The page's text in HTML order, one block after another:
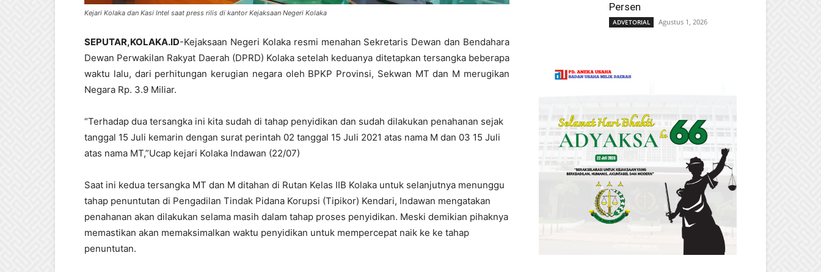
Kejari Kolaka dan Kasi Intel saat press rilis di kantor Kejaksaan Negeri Kolaka
SEPUTAR,KOLAKA.ID-Kejaksaan Negeri Kolaka resmi menahan Sekretaris Dewan dan Bendahara
Dewan Perwakilan Rakyat Daerah (DPRD) Kolaka setelah keduanya ditetapkan tersangka beberapa
waktu lalu, dari perhitungan kerugian negara oleh BPKP Provinsi, Sekwan MT dan M merugikan
Negara Rp. 3.9 Miliar.
“Terhadap dua tersangka ini kita sudah di tahap penyidikan dan sudah dilakukan penahanan sejak
tanggal 15 Juli kemarin dengan surat perintah 02 tanggal 15 Juli 2021 atas nama M dan 03 15 Juli
atas nama MT,”Ucap kejari Kolaka Indawan (22/07)
Saat ini kedua tersangka MT dan M ditahan di Rutan Kelas IIB Kolaka untuk selanjutnya menunggu
tahap penuntutan di Pengadilan Tindak Pidana Korupsi (Tipikor) Kendari, Indawan mengatakan
penahanan akan dilakukan selama masih dalam tahap proses penyidikan. Meski demikian pihaknya
memastikan akan memaksimalkan waktu penyidikan untuk mempercepat naik ke ke tahap
penuntutan.
Persen
ADVETORIAL Agustus 1, 2026